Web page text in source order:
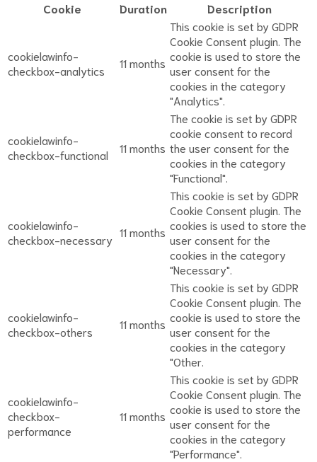
Cookie
Duration Description
cookielawinfo-
checkbox-analytics
11 months
This cookie is set by GDPR
Cookie Consent plugin. The
cookie is used to store the
user consent for the
cookies in the category
"Analytics".
cookielawinfo-
checkbox-functional
11 months
The cookie is set by GDPR
cookie consent to record
the user consent for the
cookies in the category
"Functional".
cookielawinfo-
checkbox-necessary
11 months
This cookie is set by GDPR
Cookie Consent plugin. The
cookies is used to store the
user consent for the
cookies in the category
"Necessary".
cookielawinfo-
checkbox-others
11 months
This cookie is set by GDPR
Cookie Consent plugin. The
cookie is used to store the
user consent for the
cookies in the category
"Other.
cookielawinfo-
checkbox-
performance
11 months
This cookie is set by GDPR
Cookie Consent plugin. The
cookie is used to store the
user consent for the
cookies in the category
"Performance".